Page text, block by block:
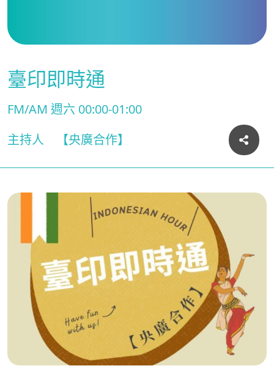
臺印即時通
FM/AM 週六 00:00-01:00
主持人
【央廣合作】